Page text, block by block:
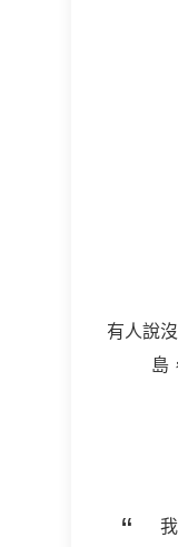
有人說
島